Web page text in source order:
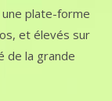
plate-forme
et élevés sur
de la grande